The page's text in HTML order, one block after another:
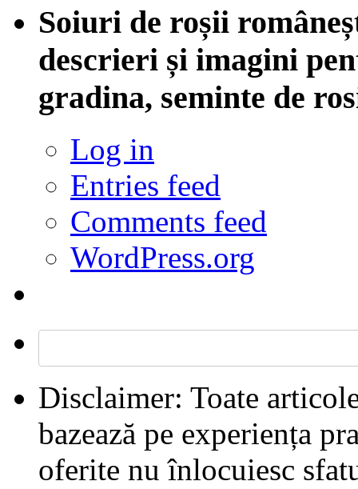
Soiuri de roșii
descrieri și imagini
gradina, seminte de
Log in
Entries feed
Comments feed
WordPress.org
Disclaimer: Toate
bazează pe experiența
oferite nu înlocuiesc